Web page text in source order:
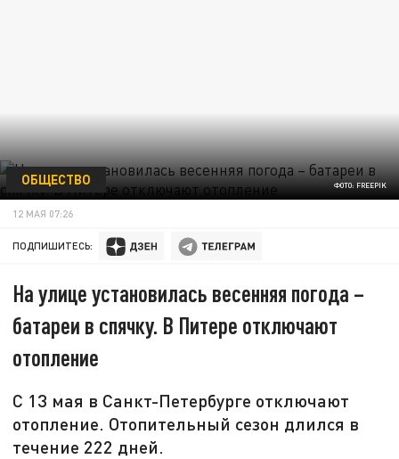
ФОТО: FREEPIK
ОБЩЕСТВО
12 МАЯ 07:26
ПОДПИШИТЕСЬ:
На улице установилась весенняя погода –
батареи в спячку. В Питере отключают
отопление
С 13 мая в Санкт-Петербурге отключают
отопление. Отопительный сезон длился в
течение 222 дней.